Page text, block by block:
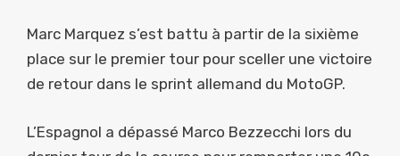
Marc Marquez s’est battu à partir de la sixième
place sur le premier tour pour sceller une victoire
de retour dans le sprint allemand du MotoGP.
L’Espagnol a dépassé Marco Bezzecchi lors du